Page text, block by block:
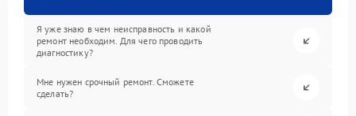
Я уже знаю в чем неисправность и какой
ремонт необходим. Для чего проводить
диагностику?
Мне нужен срочный ремонт. Сможете
сделать?